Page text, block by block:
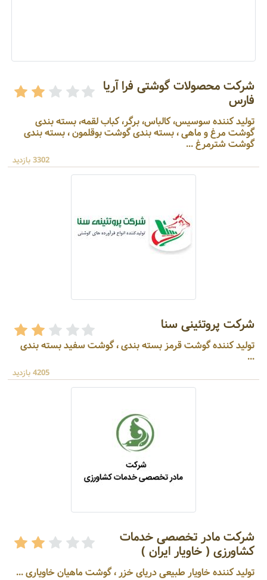
شرکت محصولات گوشتی فرا آریا
فارس
تولید کننده سوسیس، کالباس، برگر، کباب لقمه، بسته بندی
گوشت مرغ و ماهی ، بسته بندی گوشت بوقلمون ، بسته بندی
گوشت شترمرغ ...
3302 بازدید
شرکت پروتئینی سنا
تولید کننده گوشت قرمز بسته بندی ، گوشت سفید بسته بندی
...
4205 بازدید
شرکت مادر تخصصی خدمات
کشاورزی ( خاویار ایران )
تولید کننده خاویار طبیعی دریای خزر ، گوشت ماهیان خاویاری ...